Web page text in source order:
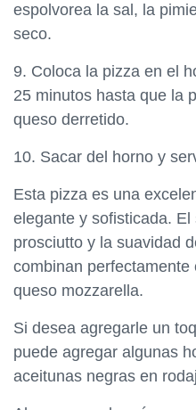
espolvorea la sal, la
seco.
9. Coloca la pizza en el
25 minutos hasta que la
queso derretido.
10. Sacar del horno y
Esta pizza es una
elegante y sofisticada. El
prosciutto y la suavidad
combinan perfectamente
queso mozzarella.
Si desea agregarle un
puede agregar algunas
aceitunas negras en